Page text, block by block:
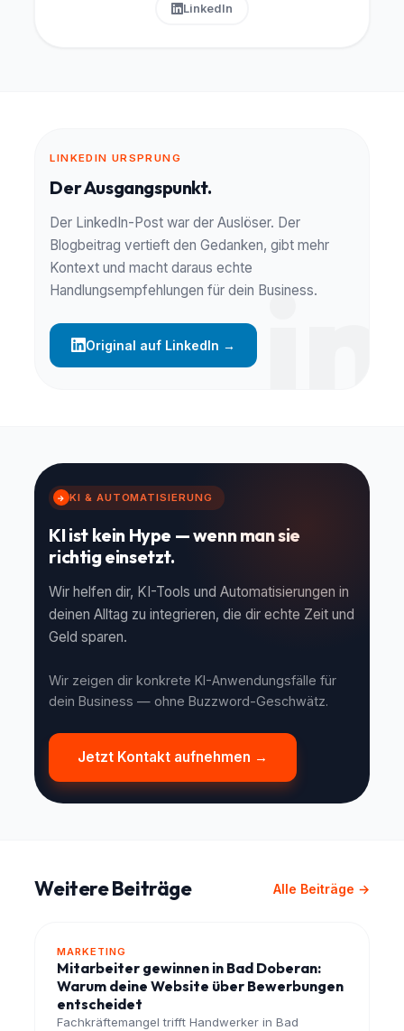
LinkedIn
LINKEDIN URSPRUNG
Der Ausgangspunkt.
Der LinkedIn-Post war der Auslöser. Der
Blogbeitrag vertieft den Gedanken, gibt mehr
Kontext und macht daraus echte
Handlungsempfehlungen für dein Business.
Original auf LinkedIn →
→ KI & AUTOMATISIERUNG
KI ist kein Hype — wenn man sie
richtig einsetzt.
Wir helfen dir, KI-Tools und Automatisierungen in
deinen Alltag zu integrieren, die dir echte Zeit und
Geld sparen.
Wir zeigen dir konkrete KI-Anwendungsfälle für
dein Business — ohne Buzzword-Geschwätz.
Jetzt Kontakt aufnehmen →
Weitere Beiträge Alle Beiträge →
MARKETING
Mitarbeiter gewinnen in Bad Doberan:
Warum deine Website über Bewerbungen
entscheidet
Fachkräftemangel trifft Handwerker in Bad